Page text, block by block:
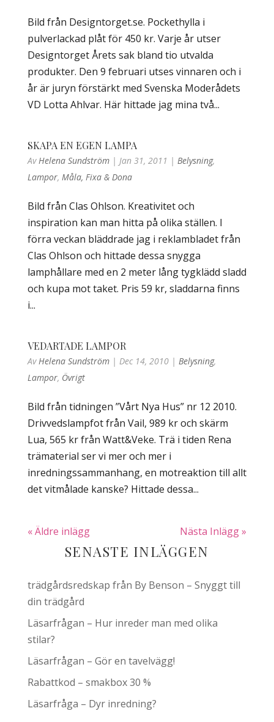
Bild från Designtorget.se. Pockethylla i
pulverlackad plåt för 450 kr. Varje år utser
Designtorget Årets sak bland tio utvalda
produkter. Den 9 februari utses vinnaren och i
år är juryn förstärkt med Svenska Moderådets
VD Lotta Ahlvar. Här hittade jag mina två...
SKAPA EN EGEN LAMPA
AvHelena Sundström| Jan 31, 2011 | Belysning,
Lampor, Måla, Fixa & Dona
Bild från Clas Ohlson. Kreativitet och
inspiration kan man hitta på olika ställen. I
förra veckan bläddrade jag i reklambladet från
Clas Ohlson och hittade dessa snygga
lamphållare med en 2 meter lång tygklädd sladd
och kupa mot taket. Pris 59 kr, sladdarna finns
i...
VEDARTADE LAMPOR
AvHelena Sundström| Dec 14, 2010| Belysning,
Lampor, Övrigt
Bild från tidningen ”Vårt Nya Hus” nr 12 2010.
Drivvedslampfot från Vail, 989 kr och skärm
Lua, 565 kr från Watt&Veke. Trä i tiden Rena
trämaterial ser vi mer och mer i
inredningssammanhang, en motreaktion till allt
det vitmålade kanske? Hittade dessa...
« Äldre inlägg Nästa Inlägg »
SENASTE INLÄGGEN
trädgårdsredskap från By Benson – Snyggt till
din trädgård
Läsarfrågan – Hur inreder man med olika
stilar?
Läsarfrågan – Gör en tavelvägg!
Rabattkod – smakbox 30 %
Läsarfråga – Dyr inredning?